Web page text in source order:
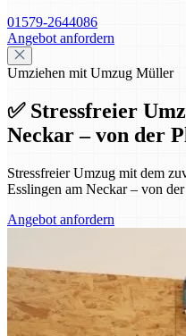
01579-2644086
Angebot anfordern
Umziehen mit Umzug Müller
✅ Stressfreier
Neckar – von der
Stressfreier Umzug mit dem
Esslingen am Neckar – von
Angebot anfordern